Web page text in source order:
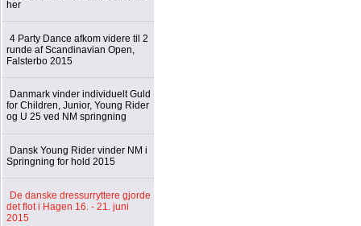
her
4 Party Dance afkom videre til 2
runde af Scandinavian Open,
Falsterbo 2015
Danmark vinder individuelt Guld
for Children, Junior, Young Rider
og U 25 ved NM springning
Dansk Young Rider vinder NM i
Springning for hold 2015
De danske dressurryttere gjorde
det flot i Hagen 16. - 21. juni
2015